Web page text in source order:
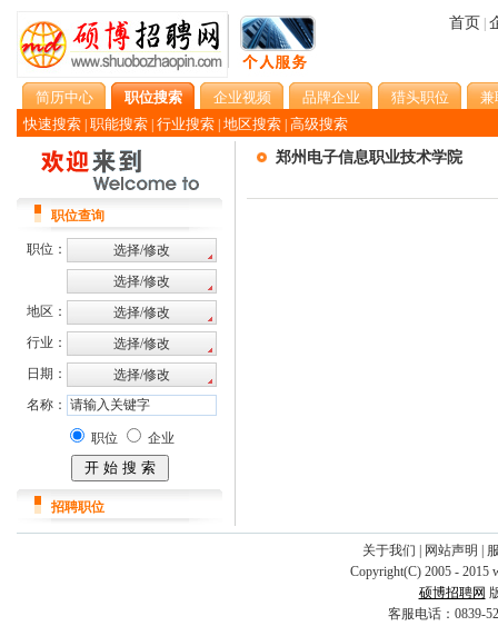
首页
简历中心 职位搜索 企业视频 品牌企业 猎头职位
兼
快速搜索 职能搜索 行业搜索 地区搜索 高级搜索
职位查询
职位：
地区：
行业：
日期：
名称：
职位 企业
招聘职位
郑州电子信息职业技术学院
关于我们 网站声明
Copyright(C) 2005 - 2015
硕博招聘网
客服电话：0839-